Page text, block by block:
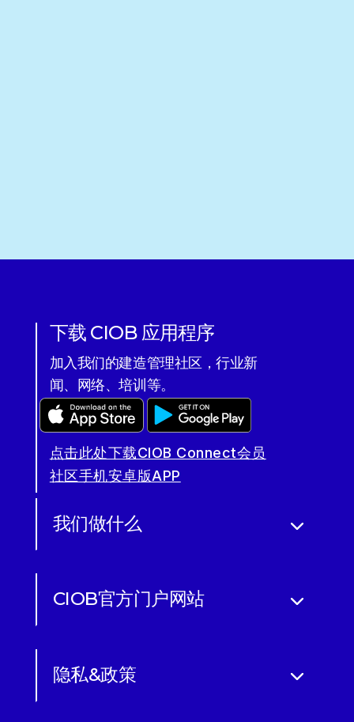
下载 CIOB 应用程序
加入我们的建造管理社区，行业新
闻、网络、培训等。
点击此处下载CIOB Connect会员
社区手机安卓版APP
我们做什么
CIOB官方门户网站
隐私&政策